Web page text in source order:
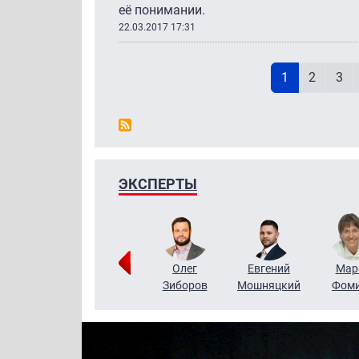
её понимании.
22.03.2017 17:31
Текущая
1 Page
2 3
ЭКСПЕРТЫ
Григорий
Олег
Зиборов
Евгений
Мошняцкий